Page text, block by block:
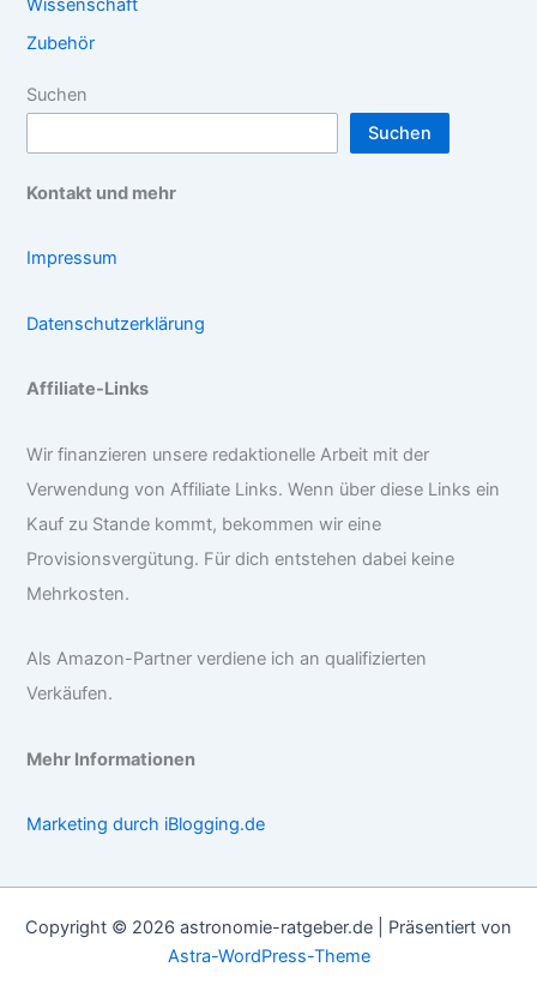
Wissenschaft
Zubehör
Suchen
Suchen
Kontakt und mehr
Impressum
Datenschutzerklärung
Affiliate-Links
Wir finanzieren unsere redaktionelle Arbeit mit der
Verwendung von Affiliate Links. Wenn über diese Links ein
Kauf zu Stande kommt, bekommen wir eine
Provisionsvergütung. Für dich entstehen dabei keine
Mehrkosten.
Als Amazon-Partner verdiene ich an qualifizierten
Verkäufen.
Mehr Informationen
Marketing durch iBlogging.de
Copyright © 2026 astronomie-ratgeber.de | Präsentiert von
Astra-WordPress-Theme